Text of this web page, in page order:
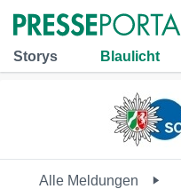
Storys Blaulicht
Alle Meldungen